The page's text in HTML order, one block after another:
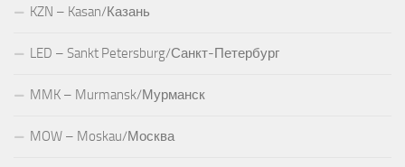
KZN – Kasan/Казань
LED – Sankt Petersburg/Санкт-Петербург
MMK – Murmansk/Мурманск
MOW – Moskau/Москва